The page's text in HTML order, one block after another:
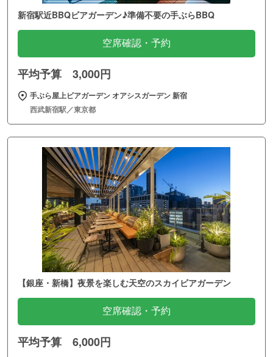
新宿駅近BBQビアガーデン♪準備不要の手ぶらBBQ
空席確認・予約
平均予算 3,000円
手ぶら屋上ビアガーデン オアシスガーデン 新宿
西武新宿駅／東京都
【銀座・新橋】夜景を楽しむ天空のスカイビアガーデン
空席確認・予約
平均予算 6,000円